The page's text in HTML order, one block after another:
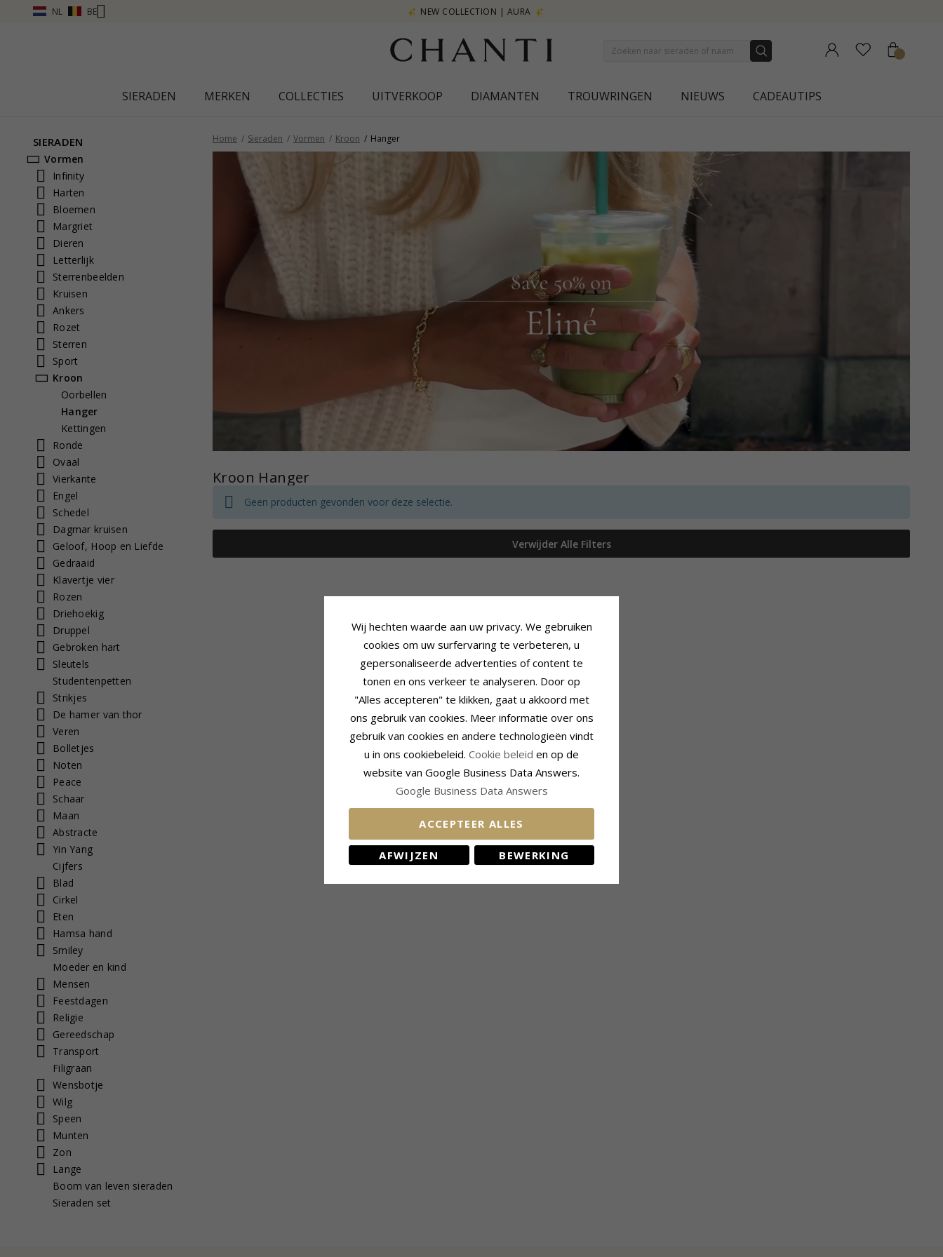
NL BE NEW COLLECTION | AURA
SIERADEN MERKEN COLLECTIES UITVERKOOP DIAMANTEN TROUWRINGEN NIEUWS CADEAUTIPS
SIERADEN
Vormen
Infinity
Harten
Bloemen
Margriet
Dieren
Letterlijk
Sterrenbeelden
Kruisen
Ankers
Rozet
Sterren
Sport
Kroon
Oorbellen
Hanger
Kettingen
Ronde
Ovaal
Vierkante
Engel
Schedel
Dagmar kruisen
Geloof, Hoop en Liefde
Gedraaid
Klavertje vier
Rozen
Driehoekig
Druppel
Gebroken hart
Sleutels
Studentenpetten
Strikjes
De hamer van thor
Veren
Bolletjes
Noten
Peace
Schaar
Maan
Abstracte
Yin Yang
Cijfers
Blad
Cirkel
Eten
Hamsa hand
Smiley
Moeder en kind
Mensen
Feestdagen
Religie
Gereedschap
Transport
Filigraan
Wensbotje
Wilg
Speen
Munten
Zon
Lange
Boom van leven sieraden
Sieraden set
Home Sieraden Vormen Kroon Hanger
Kroon Hanger
Geen producten gevonden voor deze selectie.
Verwijder Alle Filters
Wij hechten waarde aan uw privacy. We gebruiken
cookies om uw surfervaring te verbeteren, u
gepersonaliseerde advertenties of content te
tonen en ons verkeer te analyseren. Door op
"Alles accepteren" te klikken, gaat u akkoord met
ons gebruik van cookies. Meer informatie over ons
gebruik van cookies en andere technologieën vindt
u in ons cookiebeleid. Cookie beleid en op de
website van Google Business Data Answers.
Google Business Data Answers
ACCEPTEER ALLES
AFWIJZEN BEWERKING